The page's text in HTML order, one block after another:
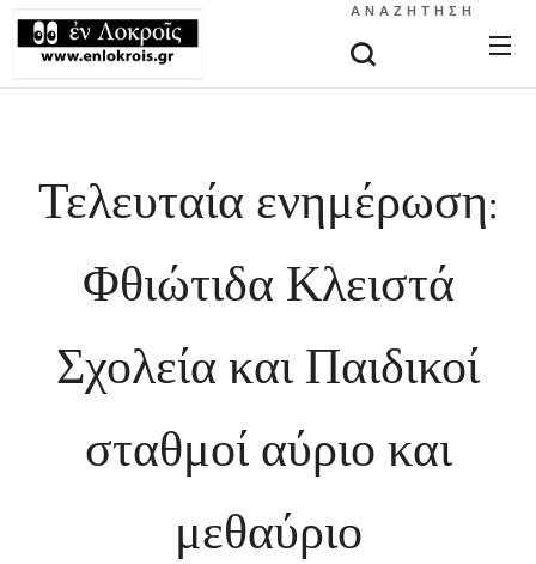
ΑΝΑΖΉΤΗΣΗ
Τελευταία ενημέρωση:
Φθιώτιδα Κλειστά
Σχολεία και Παιδικοί
σταθμοί αύριο και
μεθαύριο